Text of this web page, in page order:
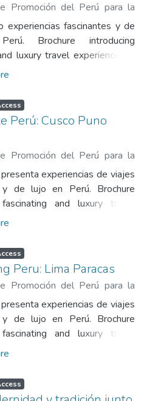
Promoción del Perú para la
y el Turismo,2016-04)
Promoción del Perú para la
el Turismo
experiencias fascinantes y de
Brochure introducing
luxury travel experiences in
Perú: Cusco Puno
Promoción del Perú para la
y el Turismo,2016-04)
Promoción del Perú para la
el Turismo
experiencias de viajes
y de lujo en Perú. Brochure
and luxury travel
Peru.
Peru: Lima Paracas
Promoción del Perú para la
y el Turismo,2016-04)
Promoción del Perú para la
el Turismo
experiencias de viajes
y de lujo en Perú. Brochure
and luxury travel
Peru.